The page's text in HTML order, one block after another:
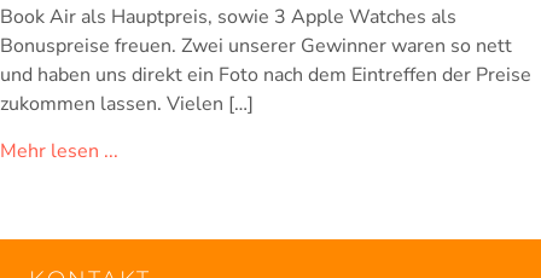
Book Air als Hauptpreis, sowie 3 Apple Watches als
Bonuspreise freuen. Zwei unserer Gewinner waren so nett
und haben uns direkt ein Foto nach dem Eintreffen der Preise
zukommen lassen. Vielen […]
Mehr lesen ...